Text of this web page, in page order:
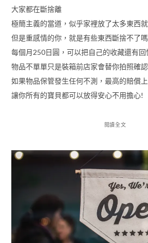
大家都在斷捨離
極簡主義的當道，似乎家裡放了太多東西
但是重感情的你，就是有些東西斷捨不了嗎
每個月250日圓，可以把自己的收藏還有
物品不單單只是裝箱前店家會替你拍照確
如果物品保管發生任何不測，最高的賠償
讓你所有的寶貝都可以放得安心不用擔心!
閱讀全文